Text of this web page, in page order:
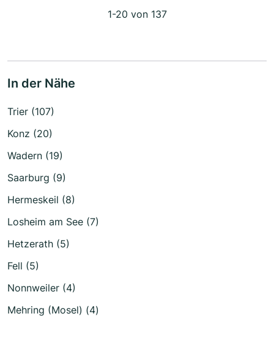
1-20 von 137
In der Nähe
Trier (107)
Konz (20)
Wadern (19)
Saarburg (9)
Hermeskeil (8)
Losheim am See (7)
Hetzerath (5)
Fell (5)
Nonnweiler (4)
Mehring (Mosel) (4)